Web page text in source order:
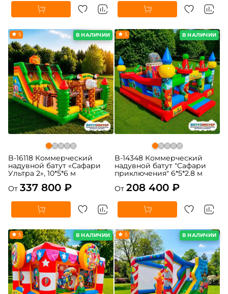
В НАЛИЧИИ
5
B-16118 Коммерческий
надувной батут «Сафари
Ультра 2», 10*5*6 м
От 337 800 ₽
В НАЛИЧИИ
5
B-14348 Коммерческий
надувной батут "Сафари
приключения" 6*5*2.8 м
От 208 400 ₽
В НАЛИЧИИ
5 В НАЛИЧИИ
5